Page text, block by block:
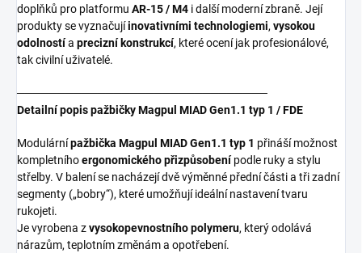
doplňků pro platformu AR-15 / M4 i další moderní zbraně. Její
produkty se vyznačujíinovativními technologiemi, vysokou
odolnostía precizní konstrukcí, které ocení jak profesionálové,
tak civilní uživatelé.
───────────────────────────────
Detailní popis pažbičky Magpul MIAD Gen1.1 typ 1 / FDE
Modulárnípažbička Magpul MIAD Gen1.1 typ 1 přináší možnost
kompletníhoergonomického přizpůsobenípodle ruky a stylu
střelby. V balení se nacházejí dvě výměnné přední části a tři zadní
segmenty („bobry“), které umožňují ideální nastavení tvaru
rukojeti.
Je vyrobena zvysokopevnostního polymeru, který odolává
nárazům, teplotním změnám a opotřebení.